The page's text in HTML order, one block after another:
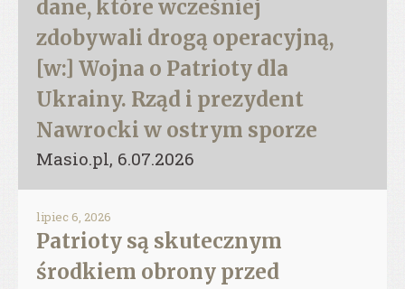
dane, które wcześniej
zdobywali drogą operacyjną,
[w:] Wojna o Patrioty dla
Ukrainy. Rząd i prezydent
Nawrocki w ostrym sporze
Masio.pl, 6.07.2026
lipiec 6, 2026
Patrioty są skutecznym
środkiem obrony przed